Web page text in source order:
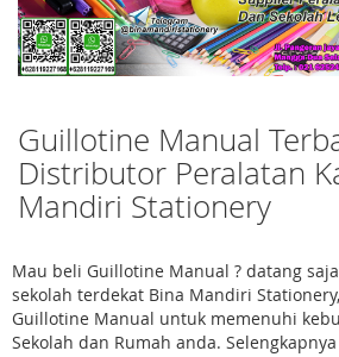
Guillotine Manual
Distributor Peralatan
Mandiri Stationery
Mau beli Guillotine Manual ? datang
sekolah terdekat Bina Mandiri
Guillotine Manual untuk memenuhi
Sekolah dan Rumah anda.